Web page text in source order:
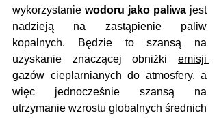
wykorzystanie wodoru jako paliwa jest
nadzieją na zastąpienie paliw
kopalnych. Będzie to szansą na
uzyskanie znaczącej obniżki emisji
gazów cieplarnianych do atmosfery, a
więc jednocześnie szansą na
utrzymanie wzrostu globalnych średnich